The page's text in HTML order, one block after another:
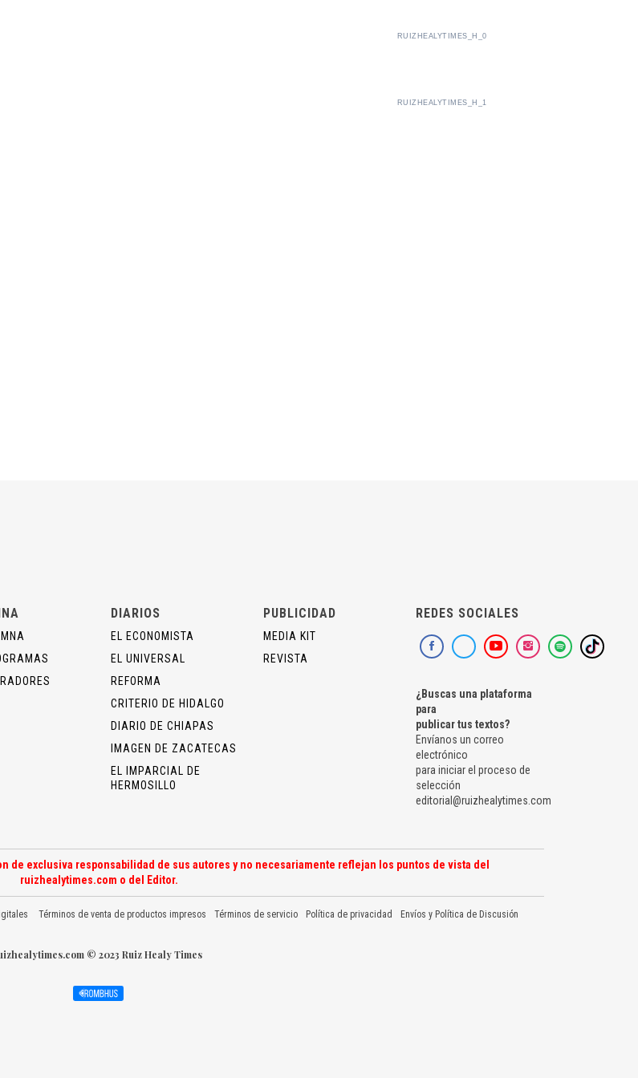
RUIZHEALYTIMES_H_0
RUIZHEALYTIMES_H_1
DIARIOS
EL ECONOMISTA
EL UNIVERSAL
REFORMA
CRITERIO DE HIDALGO
DIARIO DE CHIAPAS
IMAGEN DE ZACATECAS
EL IMPARCIAL DE
HERMOSILLO
PUBLICIDAD
MEDIA KIT
REVISTA
REDES SOCIALES
¿Buscas una plataforma
para
publicar tus textos?
Envíanos un correo
electrónico
para iniciar el proceso de
selección
editorial@ruizhealytimes.com
de exclusiva responsabilidad de sus autores y no necesariamente reflejan los puntos de vista del
ruizhealytimes.com o del Editor.
Términos de venta de productos impresos Términos de servicio Política de privacidad Envíos y Política de Discusión
© 2023 Ruiz Healy Times